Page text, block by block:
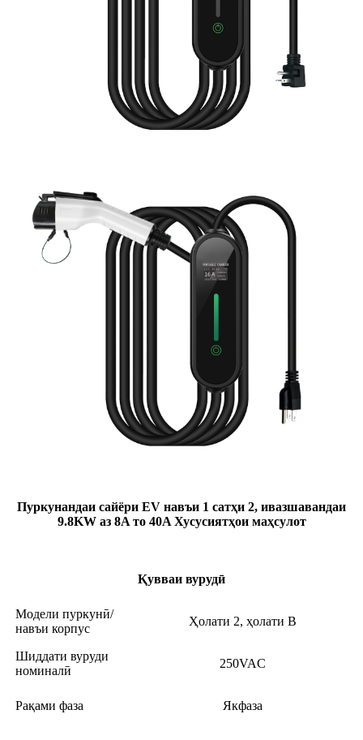
Пуркунандаи сайёри EV навъи 1 сатҳи 2, ивазшавандаи
9.8KW аз 8A то 40A Хусусиятҳои маҳсулот
Қувваи вурудӣ
Модели пуркунӣ/
навъи корпус
Ҳолати 2, ҳолати B
Шиддати вуруди
номиналӣ
250VAC
Рақами фаза Якфаза